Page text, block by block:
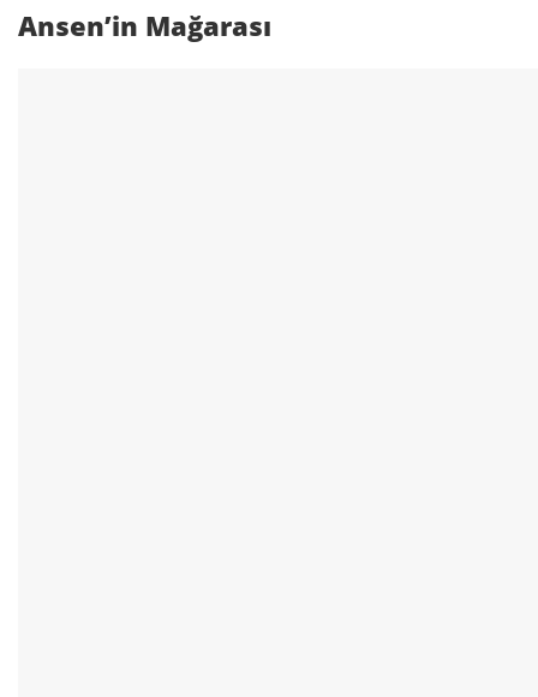
Ansen’in Mağarası